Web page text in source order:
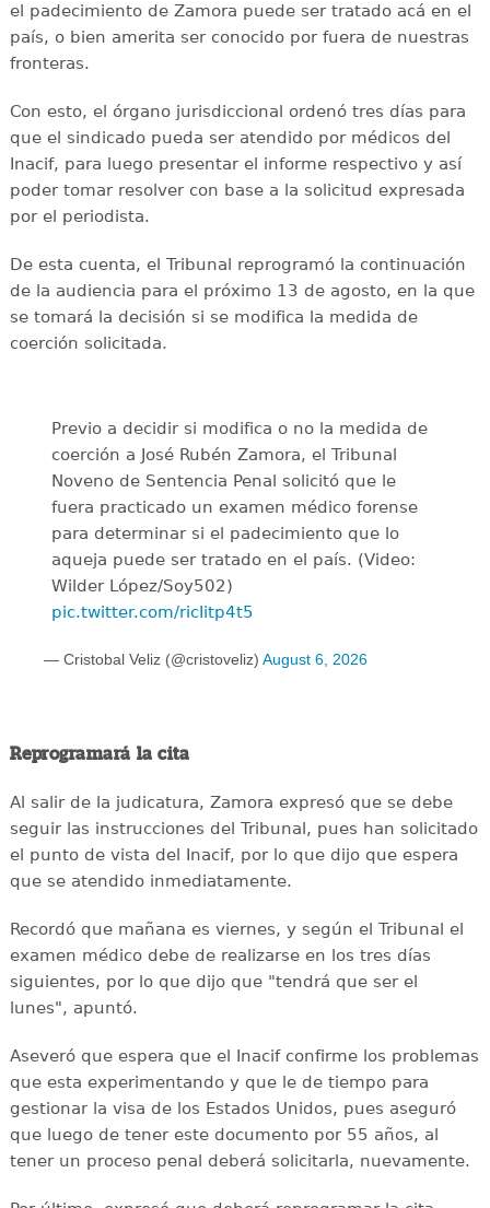
el padecimiento de Zamora puede ser tratado acá en el
país, o bien amerita ser conocido por fuera de nuestras
fronteras.
Con esto, el órgano jurisdiccional ordenó tres días para
que el sindicado pueda ser atendido por médicos del
Inacif, para luego presentar el informe respectivo y así
poder tomar resolver con base a la solicitud expresada
por el periodista.
De esta cuenta, el Tribunal reprogramó la continuación
de la audiencia para el próximo 13 de agosto, en la que
se tomará la decisión si se modifica la medida de
coerción solicitada.
Previo a decidir si modifica o no la medida de
coerción a José Rubén Zamora, el Tribunal
Noveno de Sentencia Penal solicitó que le
fuera practicado un examen médico forense
para determinar si el padecimiento que lo
aqueja puede ser tratado en el país. (Video:
Wilder López/Soy502)
pic.twitter.com/ricIitp4t5
— Cristobal Veliz (@cristoveliz) August 6, 2026
Reprogramará la cita
Al salir de la judicatura, Zamora expresó que se debe
seguir las instrucciones del Tribunal, pues han solicitado
el punto de vista del Inacif, por lo que dijo que espera
que se atendido inmediatamente.
Recordó que mañana es viernes, y según el Tribunal el
examen médico debe de realizarse en los tres días
siguientes, por lo que dijo que "tendrá que ser el
lunes", apuntó.
Aseveró que espera que el Inacif confirme los problemas
que esta experimentando y que le de tiempo para
gestionar la visa de los Estados Unidos, pues aseguró
que luego de tener este documento por 55 años, al
tener un proceso penal deberá solicitarla, nuevamente.